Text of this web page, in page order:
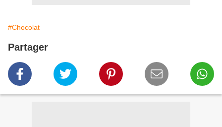
#Chocolat
Partager